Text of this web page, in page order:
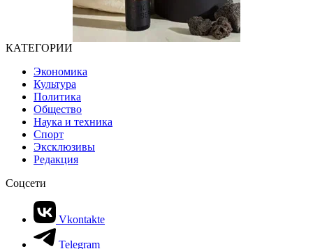
КАТЕГОРИИ
Экономика
Культура
Политика
Общество
Наука и техника
Спорт
Эксклюзивы
Редакция
Соцсети
Vkontakte
Telegram